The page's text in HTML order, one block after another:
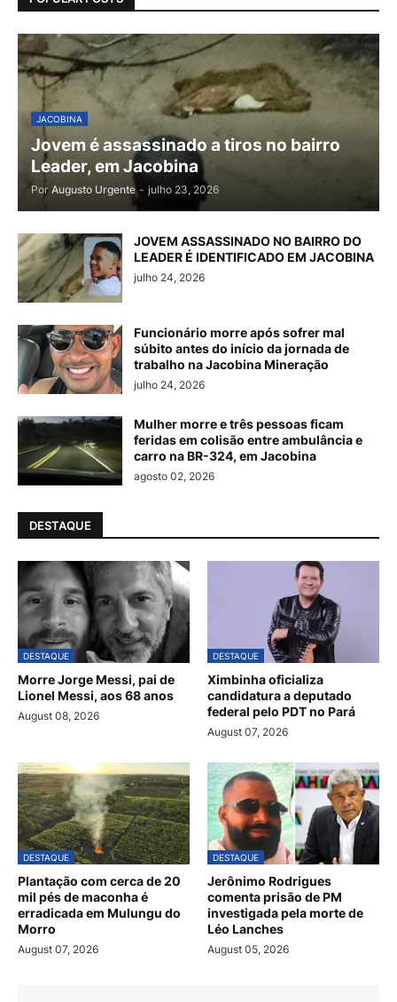
JACOBINA
Jovem é assassinado a tiros no bairro
Leader, em Jacobina
Por Augusto Urgente - julho 23, 2026
JOVEM ASSASSINADO NO BAIRRO DO
LEADER É IDENTIFICADO EM JACOBINA
julho 24, 2026
Funcionário morre após sofrer mal
súbito antes do início da jornada de
trabalho na Jacobina Mineração
julho 24, 2026
Mulher morre e três pessoas ficam
feridas em colisão entre ambulância e
carro na BR-324, em Jacobina
agosto 02, 2026
DESTAQUE
DESTAQUE
Morre Jorge Messi, pai de
Lionel Messi, aos 68 anos
August 08, 2026
DESTAQUE
Ximbinha oficializa
candidatura a deputado
federal pelo PDT no Pará
August 07, 2026
DESTAQUE
Plantação com cerca de 20
mil pés de maconha é
erradicada em Mulungu do
Morro
August 07, 2026
DESTAQUE
Jerônimo Rodrigues
comenta prisão de PM
investigada pela morte de
Léo Lanches
August 05, 2026